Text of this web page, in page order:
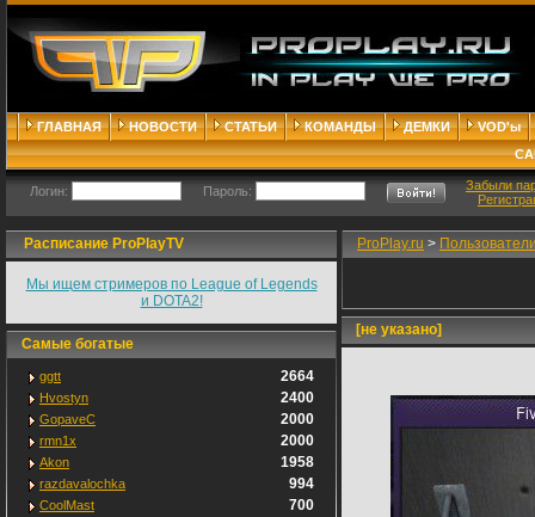
ГЛАВНАЯ НОВОСТИ СТАТЬИ КОМАНДЫ ДЕМКИ
VOD'ы
Логин: Пароль:
Забыли
Расписание ProPlayTV
Мы ищем стримеров по League of Legends
и DOTA2!
Самые богатые
ggtt 2664
Hvostyn 2400
GopaveC 2000
rmn1x 2000
Akon 1958
razdavalochka 994
CoolMast 700
ProPlay.ru >
[не указано]